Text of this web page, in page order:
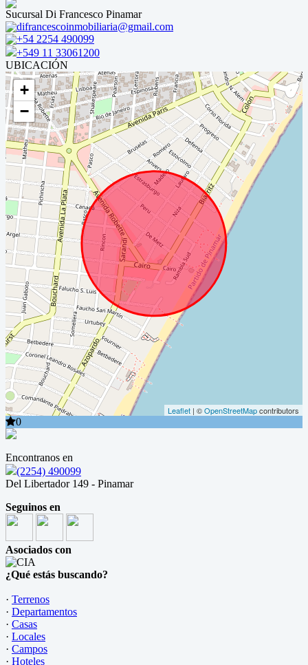
Sucursal Di Francesco Pinamar
difrancescoinmobiliaria@gmail.com
+54 2254 490099
+549 11 33061200
UBICACIÓN
+
−
Leaflet | ©OpenStreetMapcontributors
0
Encontranos en
(2254) 490099
Del Libertador 149 - Pinamar
Seguinos en
Asociados con
¿Qué estás buscando?
· Terrenos
· Departamentos
· Casas
· Locales
· Campos
· Hoteles